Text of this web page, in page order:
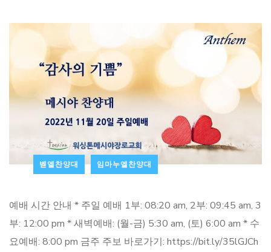
벧엘찬양대 임마누엘찬양대
예배 시간 안내 * 주일 예배 1부: 08:20 am, 2부: 09:45 am, 3
부: 12:00 pm * 새벽예배: (월-금) 5:30 am, (토) 6:00 am * 수
요예배: 8:00 pm 금주 주보 바로가기: https://bit.ly/35lGJCh